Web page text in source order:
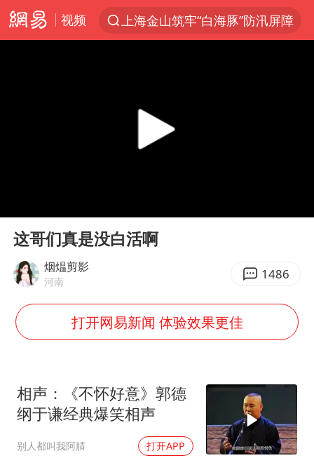
视频
上海金山筑牢“白海豚”防汛屏障
《披荆斩棘2026》阵容官宣
上门女婿出轨女邻居多年被判重婚罪
香港刷新1884年以来最高气温纪录
《龙餐馆》 冲奖
存款市场为何两极分化
云南一男子胃中取出180颗铁钉
Play
这哥们真是没白活啊
烟煴剪影
河南 1486
打开网易新闻 体验效果更佳
相声：《不怀好意》郭德
纲于谦经典爆笑相声
别人都叫我阿腈 打开APP